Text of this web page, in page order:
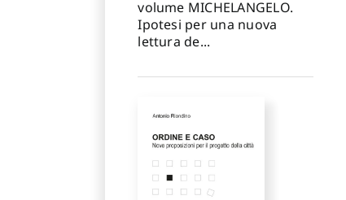
volume MICHELANGELO.
Ipotesi per una nuova
lettura de...